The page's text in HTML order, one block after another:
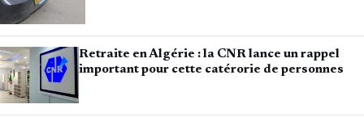
Retraite en Algérie : la CNR lance un rappel
important pour cette catérorie de personnes